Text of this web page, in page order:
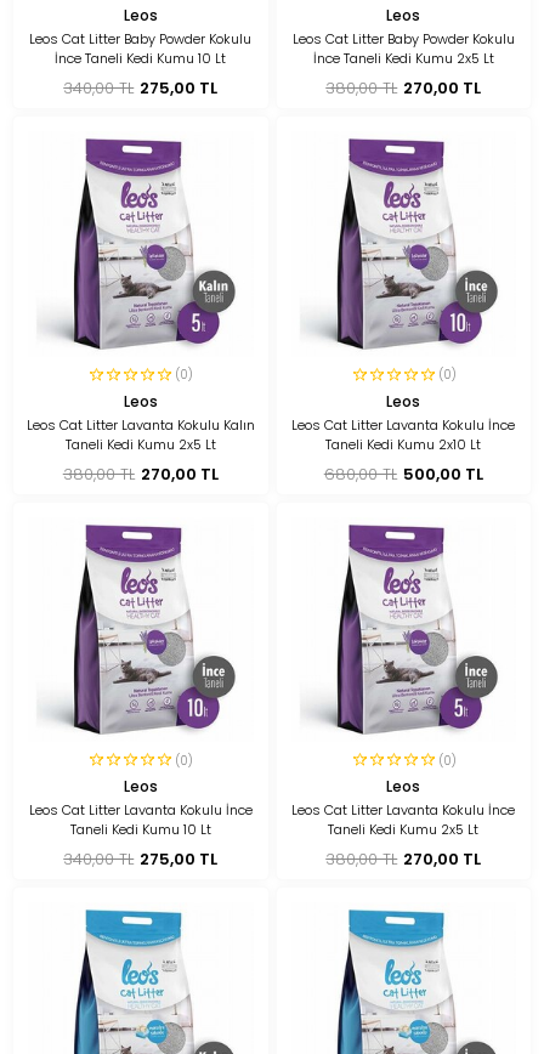
Leos
Leos Cat Litter Baby Powder Kokulu
İnce Taneli Kedi Kumu 10 Lt
340,00 TL 275,00 TL
Leos
Leos Cat Litter Baby Powder Kokulu
İnce Taneli Kedi Kumu 2x5 Lt
380,00 TL 270,00 TL
(0)
Leos
Leos Cat Litter Lavanta Kokulu Kalın
Taneli Kedi Kumu 2x5 Lt
380,00 TL 270,00 TL
(0)
Leos
Leos Cat Litter Lavanta Kokulu İnce
Taneli Kedi Kumu 2x10 Lt
680,00 TL 500,00 TL
(0)
Leos
Leos Cat Litter Lavanta Kokulu İnce
Taneli Kedi Kumu 10 Lt
340,00 TL 275,00 TL
(0)
Leos
Leos Cat Litter Lavanta Kokulu İnce
Taneli Kedi Kumu 2x5 Lt
380,00 TL 270,00 TL